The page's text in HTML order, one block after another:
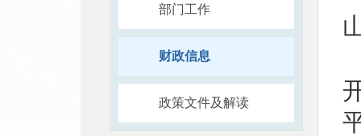
部门工作
财政信息
政策文件及解读